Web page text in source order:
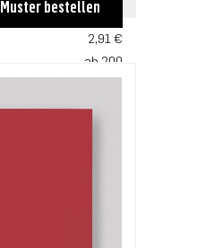
ab 100
2,91 €
ab 200
ab 500
Muster bestellen